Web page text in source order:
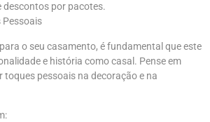
descontos por pacotes.
Pessoais
o seu casamento, é fundamental que este
e história como casal. Pense em
toques pessoais na decoração e na